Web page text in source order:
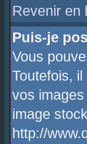
Revenir en
Puis-je
Vous
Toutefois,
vos
image
http://